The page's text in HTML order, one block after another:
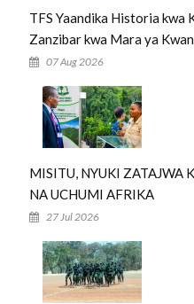
TFS Yaandika Historia kwa
Zanzibar kwa Mara ya
07 Aug 2026
MISITU, NYUKI ZATAJWA
NA UCHUMI AFRIKA
27 Jul 2026